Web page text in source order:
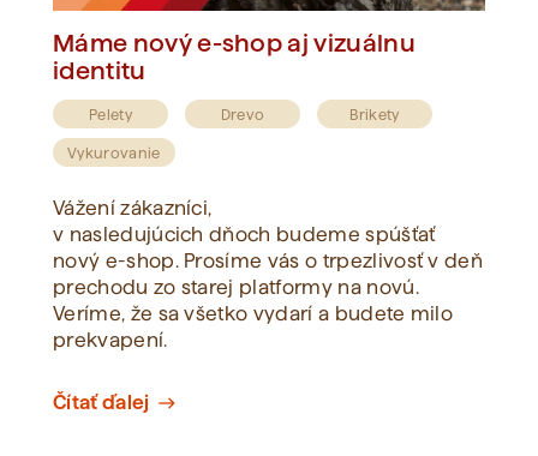
Máme nový e-shop aj vizuálnu
identitu
Pelety Drevo Brikety
Vykurovanie
Vážení zákazníci,
v nasledujúcich dňoch budeme spúšťať
nový e-shop. Prosíme vás o trpezlivosť v deň
prechodu zo starej platformy na novú.
Veríme, že sa všetko vydarí a budete milo
prekvapení.
Čítať ďalej east